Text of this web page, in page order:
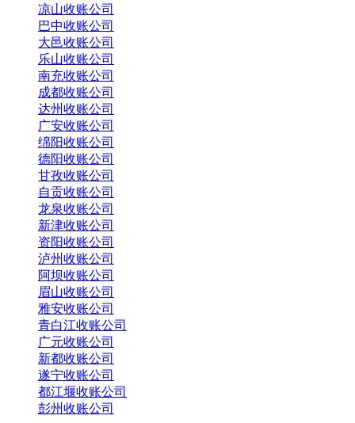
凉山收账公司
巴中收账公司
大邑收账公司
乐山收账公司
南充收账公司
成都收账公司
达州收账公司
广安收账公司
绵阳收账公司
德阳收账公司
甘孜收账公司
自贡收账公司
龙泉收账公司
新津收账公司
资阳收账公司
泸州收账公司
阿坝收账公司
眉山收账公司
雅安收账公司
青白江收账公司
广元收账公司
新都收账公司
遂宁收账公司
都江堰收账公司
彭州收账公司